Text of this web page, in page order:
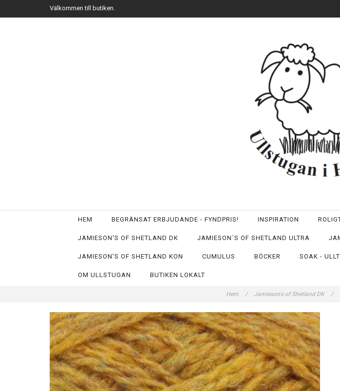
Välkommen till butiken.
HEM BEGRÄNSAT ERBJUDANDE - FYNDPRIS! INSPIRATION
JAMIESON'S OF SHETLAND DK JAMIESON´S OF SHETLAND ULTRA
JAMIESON'S OF SHETLAND KON CUMULUS BÖCKER SOAK -
OM ULLSTUGAN BUTIKEN LOKALT
Hem / Jamieson's of Shetland DK /